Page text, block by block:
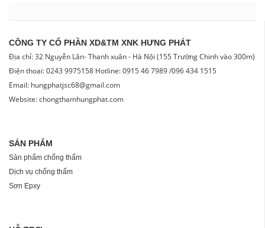
CÔNG TY CỔ PHẦN XD&TM XNK HƯNG PHÁT
Địa chỉ: 32 Nguyễn Lân- Thanh xuân - Hà Nội (155 Trường Chinh vào 300m)
Điện thoại: 0243 9975158 Hotline: 0915 46 7989 /096 434 1515
Email: hungphatjsc68@gmail.com
Website: chongthamhungphat.com
SẢN PHẨM
Sản phẩm chống thấm
Dịch vụ chống thấm
Sơn Epxy